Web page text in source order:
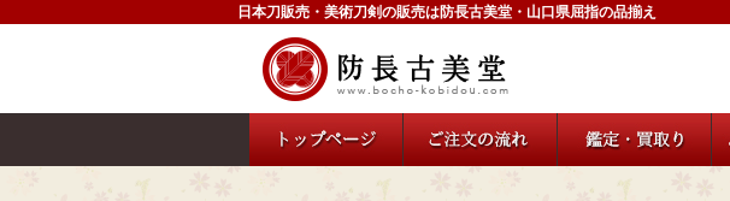
日本刀販売・美術刀剣の販売は防長古美堂・山口県屈指の品揃え